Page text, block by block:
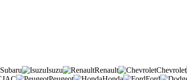
Subaru Isuzu Renault Chevrolet